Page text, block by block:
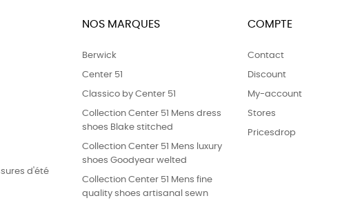
d'été
NOS MARQUES
Berwick
Center 51
Classico by Center 51
Collection Center 51 Mens dress
shoes Blake stitched
Collection Center 51 Mens luxury
shoes Goodyear welted
Collection Center 51 Mens fine
quality shoes artisanal sewn
COMPTE
Contact
Discount
My-account
Stores
Pricesdrop